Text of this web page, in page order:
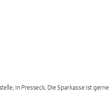
in Presseck. Die Sparkasse ist gerne